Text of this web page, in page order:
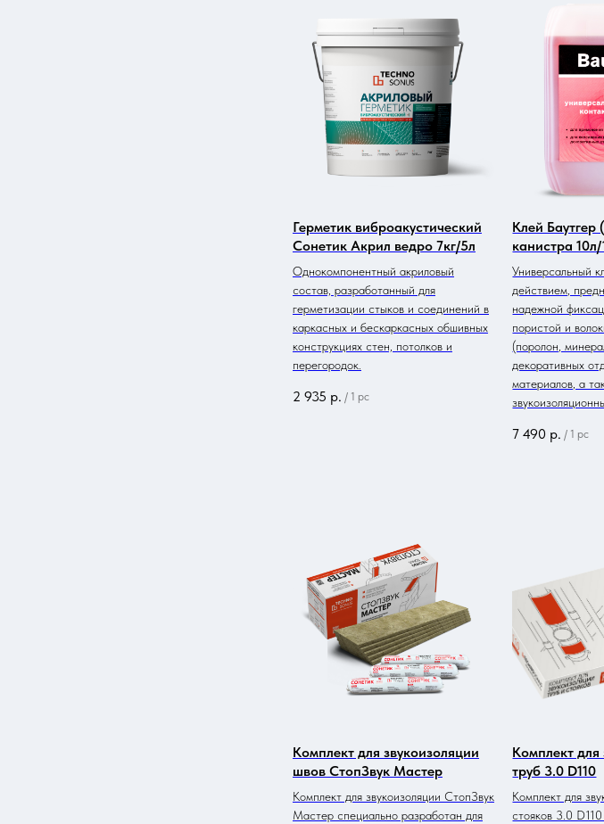
Герметик виброакустический
Сонетик Акрил ведро 7кг/5л
Однокомпонентный акриловый
состав, разработанный для
герметизации стыков и соединений в
каркасных и бескаркасных обшивных
конструкциях стен, потолков и
перегородок.
2 935 р. / 1 pc
Клей Баутгер
канистра 10л/
Универсальный
действием,
надежной
пористой и
(поролон,
декоративных
материалов, а
7 490 р. / 1 pc
Комплект для звукоизоляции
швов СтопЗвук Мастер
Комплект для звукоизоляции СтопЗвук
Мастер специально разработан для
Комплект для
труб 3.0 D110
Комплект для
стояков 3.0